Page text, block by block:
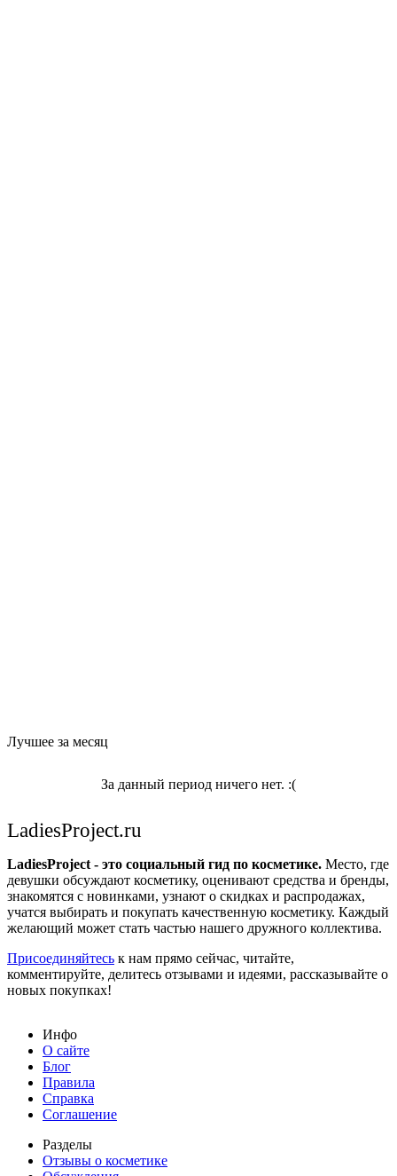
Лучшее за месяц
За данный период ничего нет. :(
LadiesProject.ru
LadiesProject - это социальный гид по косметике. Место, где
девушки обсуждают косметику, оценивают средства и бренды,
знакомятся с новинками, узнают о скидках и распродажах,
учатся выбирать и покупать качественную косметику. Каждый
желающий может стать частью нашего дружного коллектива.
Присоединяйтесь к нам прямо сейчас, читайте,
комментируйте, делитесь отзывами и идеями, рассказывайте о
новых покупках!
Инфо
О сайте
Блог
Правила
Справка
Соглашение
Разделы
Отзывы о косметике